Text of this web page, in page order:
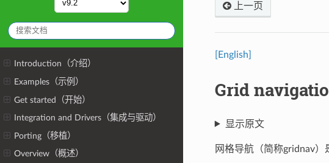
Introduction（介绍）
Examples（示例）
Get started（开始）
Integration and Drivers（集成与驱动）
Porting（移植）
Overview（概述）
上一页
[English]
Grid
显示原文
网格导航（简称gridnav）